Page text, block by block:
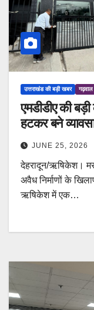
उत्तराखंड की बड़ी खबर गढ़वाल
एमडीडीए की
हटकर बने
JUNE 25, 2026
देहरादून/ऋषिकेश।
अवैध निर्माणों के
ऋषिकेश में एक…